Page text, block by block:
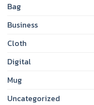
Bag
Business
Cloth
Digital
Mug
Uncategorized